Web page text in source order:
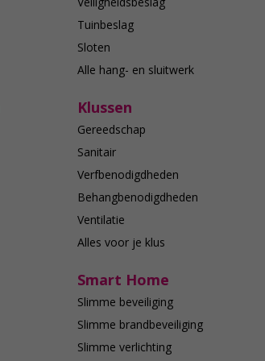
Tuinbeslag
Sloten
Alle hang- en sluitwerk
Klussen
Gereedschap
Sanitair
Verfbenodigdheden
Behangbenodigdheden
Ventilatie
Alles voor je klus
Smart Home
Slimme beveiliging
Slimme brandbeveiliging
Slimme verlichting